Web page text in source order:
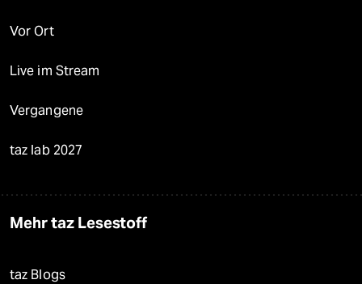
Vor Ort
Live im Stream
Vergangene
taz lab 2027
Mehr taz Lesestoff
taz Blogs